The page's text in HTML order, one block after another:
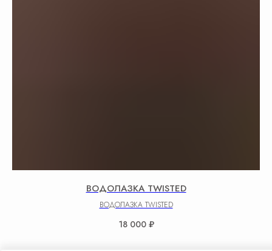
ВОДОЛАЗКА TWISTED
ВОДОЛАЗКА TWISTED
18 000 ₽